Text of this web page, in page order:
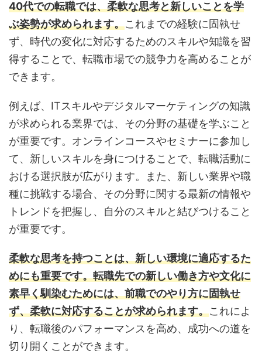
40代での転職では、柔軟な思考と新しいことを学
ぶ姿勢が求められます。これまでの経験に固執せ
ず、時代の変化に対応するためのスキルや知識を習
得することで、転職市場での競争力を高めることが
できます。
例えば、ITスキルやデジタルマーケティングの知識
が求められる業界では、その分野の基礎を学ぶこと
が重要です。オンラインコースやセミナーに参加し
て、新しいスキルを身につけることで、転職活動に
おける選択肢が広がります。また、新しい業界や職
種に挑戦する場合、その分野に関する最新の情報や
トレンドを把握し、自分のスキルと結びつけること
が重要です。
柔軟な思考を持つことは、新しい環境に適応するた
めにも重要です。転職先での新しい働き方や文化に
素早く馴染むためには、前職でのやり方に固執せ
ず、柔軟に対応することが求められます。これによ
り、転職後のパフォーマンスを高め、成功への道を
切り開くことができます。